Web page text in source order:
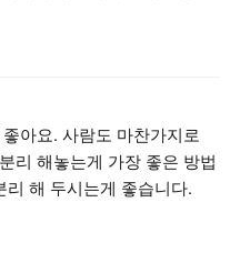
아요. 사람도 마찬가지로
리 해놓는게 가장 좋은 방법
리 해 두시는게 좋습니다.